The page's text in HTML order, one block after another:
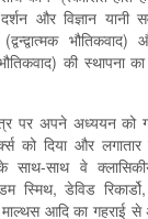
और विज्ञान यानी
(द्वन्द्वात्मक
भौतिकवाद) की स्थापना
पर अपने अध्ययन को
को दिया और
साथ-साथ वे
स्मिथ, डेविड
माल्थस आदि का गहराई